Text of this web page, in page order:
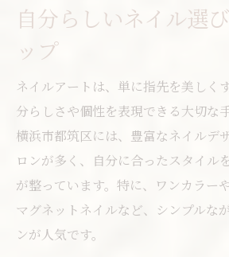
ニュアンスネイルで大人
気分が上がるネイルアート選
ネイルデザイン選びで大
気分を高めるためのネイ
イベント別おすすめネイ
ニュアンスデザインで垢
レビューで人気のネイル
自分らしいネイル選
ップ
ネイルアートは、単に指先を美しく
分らしさや個性を表現できる大切な
横浜市都筑区には、豊富なネイルデ
ロンが多く、自分に合ったスタイル
が整っています。特に、ワンカラー
マグネットネイルなど、シンプルな
ンが人気です。